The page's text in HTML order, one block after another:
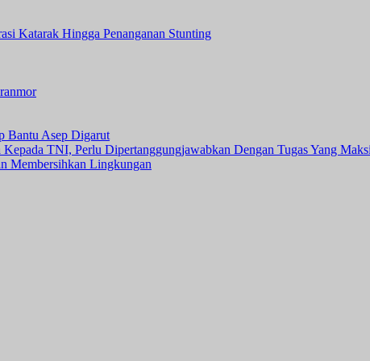
Katarak Hingga Penanganan Stunting
Bantu Asep Digarut
TNI, Perlu Dipertanggungjawabkan Dengan Tugas Yang
Membersihkan Lingkungan